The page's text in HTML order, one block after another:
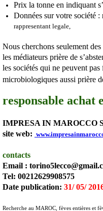
Prix la tonne en indiquant
Données sur votre société
rappresentant legale,
Nous cherchons seulement
les médiateurs prière de
les sociétés qui ne peuvent
microbiologiques aussi prière
responsable achat
IMPRESA IN MAROCCO
site web:
contacts
Email :
Tel: 00212629908575
Date publication: 31/ 05/
Recherche au MAROC, fèves entières et